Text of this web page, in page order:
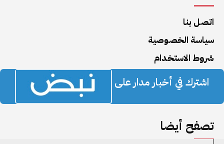
اتصل بنا
سياسة الخصوصية
شروط الاستخدام
اشترك في أخبار مدار على
تصفح أيضا